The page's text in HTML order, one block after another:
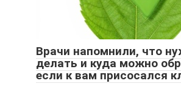
Врачи напомнили, что
делать и куда можно
если к вам присосался